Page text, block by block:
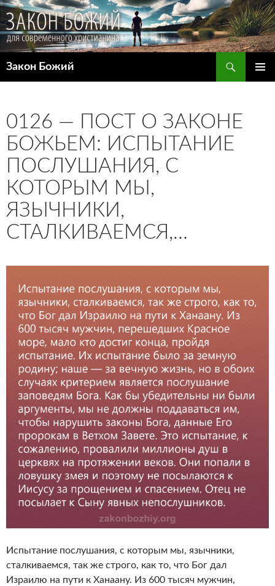
Закон Божий
0126 — ПОСТ О ЗАКОНЕ
БОЖЬЕМ: ИСПЫТАНИЕ
ПОСЛУШАНИЯ, С
КОТОРЫМ МЫ,
ЯЗЫЧНИКИ,
СТАЛКИВАЕМСЯ,…
Испытание послушания, с которым мы, язычники,
сталкиваемся, так же строго, как то, что Бог дал
Израилю на пути к Ханаану. Из 600 тысяч мужчин,